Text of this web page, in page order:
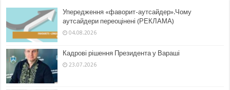
Упередження «фаворит-аутсайдер».Чому
аутсайдери переоцінені (РЕКЛАМА)
04.08.2026
Кадрові рішення Президента у Вараші
23.07.2026